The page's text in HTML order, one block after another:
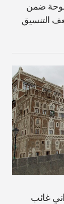
ضمن
وضعف التنسيق
أما إذا
غائب